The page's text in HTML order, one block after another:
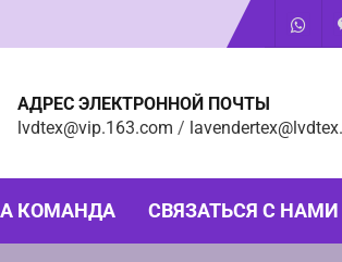
АДРЕС ЭЛЕКТРОННОЙ ПОЧТЫ
lvdtex@vip.163.com /
КОМАНДА СВЯЗАТЬСЯ С НАМИ